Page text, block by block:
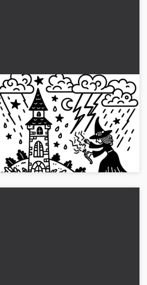
Heks tilkalder storm med lyn:
Enkelt billede til farvelægning
(Gratis)
Download vores gratis
farvelægningsbillede af en heks, der
fremkalder en storm med lyn, og begynd
at farvelægge!...